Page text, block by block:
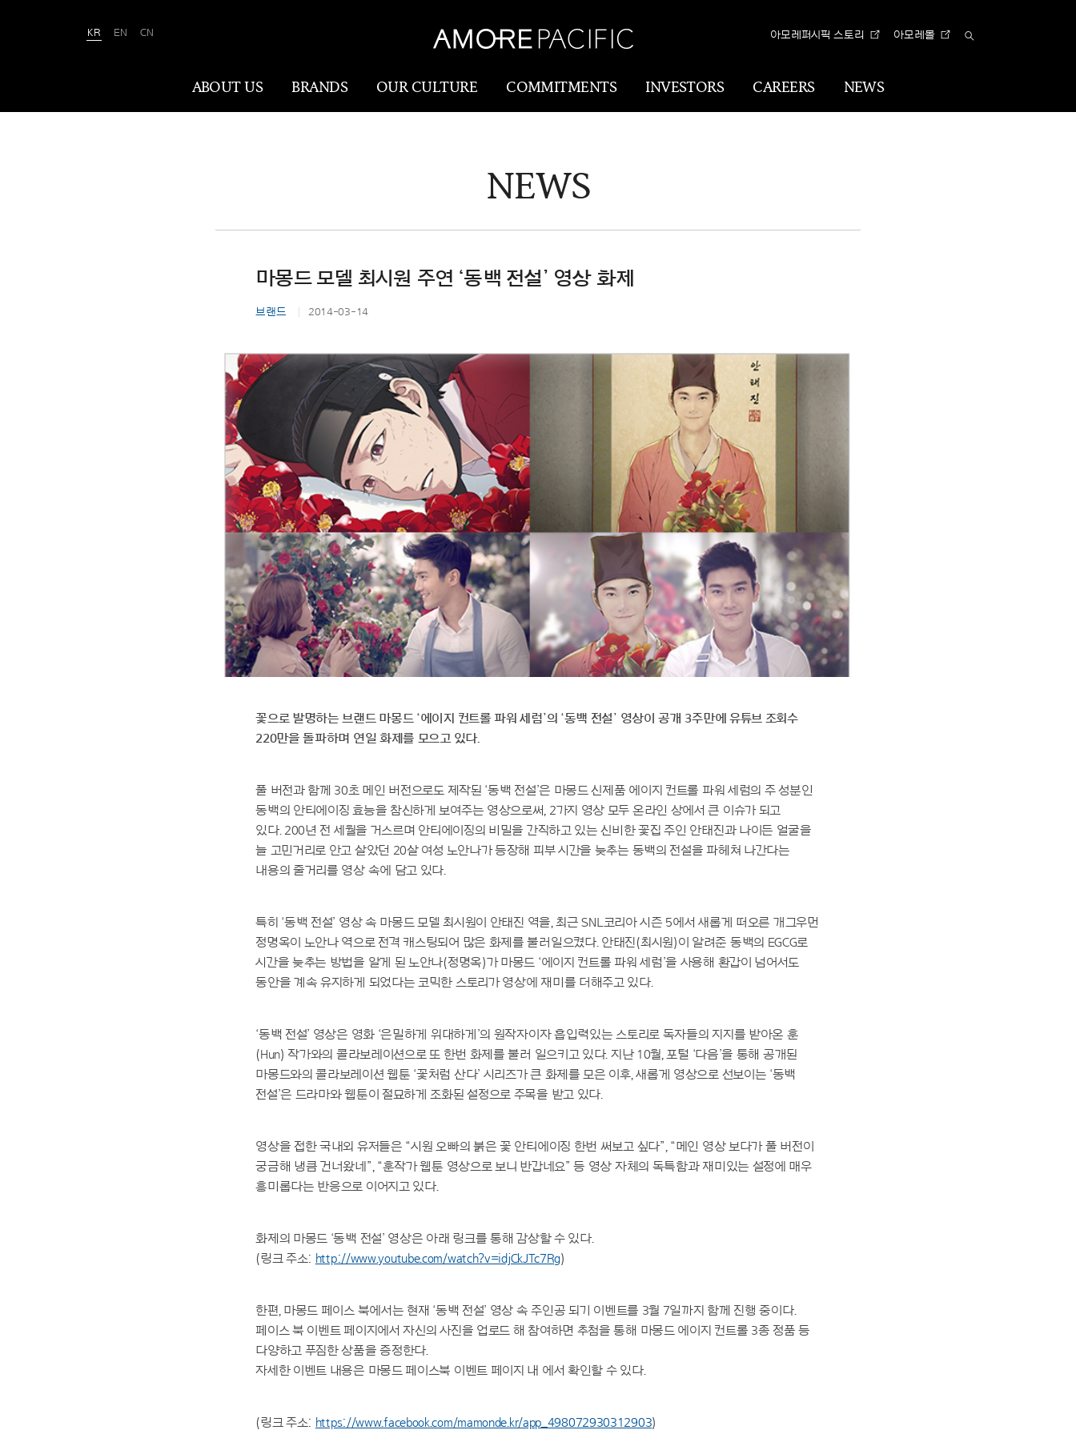
KR EN CN 아모레퍼시픽 스토리 아모레몰
ABOUT US
나이·성별·문화에 상관없이 전 세계 모든
Amorepacific
Our Values
CI
BRANDS OUR CULTURE COMMITMENTS INVESTORS CAREERS NEWS
NEWS
마몽드 모델 최시원 주연 ‘동백 전설’ 영상 화제
브랜드 2014-03-14
꽃으로 발명하는 브랜드 마몽드 ‘에이지 컨트롤 파워 세럼’의 ‘동백 전설’ 영상이 공개 3주만에 유튜브 조회수
220만을 돌파하며 연일 화제를 모으고 있다.
풀 버전과 함께 30초 메인 버전으로도 제작된 ‘동백 전설’은 마몽드 신제품 에이지 컨트롤 파워 세럼의 주 성분인
동백의 안티에이징 효능을 참신하게 보여주는 영상으로써, 2가지 영상 모두 온라인 상에서 큰 이슈가 되고
있다. 200년 전 세월을 거스르며 안티에이징의 비밀을 간직하고 있는 신비한 꽃집 주인 안태진과 나이든 얼굴을
늘 고민거리로 안고 살았던 20살 여성 노안나가 등장해 피부 시간을 늦추는 동백의 전설을 파헤쳐 나간다는
내용의 줄거리를 영상 속에 담고 있다.
특히 ‘동백 전설’ 영상 속 마몽드 모델 최시원이 안태진 역을, 최근 SNL코리아 시즌 5에서 새롭게 떠오른 개그우먼
정명옥이 노안나 역으로 전격 캐스팅되어 많은 화제를 불러일으켰다. 안태진(최시원)이 알려준 동백의 EGCG로
시간을 늦추는 방법을 알게 된 노안나(정명옥)가 마몽드 ‘에이지 컨트롤 파워 세럼’을 사용해 환갑이 넘어서도
동안을 계속 유지하게 되었다는 코믹한 스토리가 영상에 재미를 더해주고 있다.
‘동백 전설’ 영상은 영화 ‘은밀하게 위대하게’의 원작자이자 흡입력있는 스토리로 독자들의 지지를 받아온 훈
(Hun) 작가와의 콜라보레이션으로 또 한번 화제를 불러 일으키고 있다. 지난 10월, 포털 ‘다음’을 통해 공개된
마몽드와의 콜라보레이션 웹툰 ‘꽃처럼 산다’ 시리즈가 큰 화제를 모은 이후, 새롭게 영상으로 선보이는 ‘동백
전설’은 드라마와 웹툰이 절묘하게 조화된 설정으로 주목을 받고 있다.
영상을 접한 국내외 유저들은 “시원 오빠의 붉은 꽃 안티에이징 한번 써보고 싶다”, “메인 영상 보다가 풀 버전이
궁금해 냉큼 건너왔네”, “훈작가 웹툰 영상으로 보니 반갑네요” 등 영상 자체의 독특함과 재미있는 설정에 매우
흥미롭다는 반응으로 이어지고 있다.
화제의 마몽드 ‘동백 전설’ 영상은 아래 링크를 통해 감상할 수 있다.
(링크 주소: http://www.youtube.com/watch?v=idjCkJTc7Rg)
한편, 마몽드 페이스 북에서는 현재 ‘동백 전설’ 영상 속 주인공 되기 이벤트를 3월 7일까지 함께 진행 중이다.
페이스 북 이벤트 페이지에서 자신의 사진을 업로드 해 참여하면 추첨을 통해 마몽드 에이지 컨트롤 3종 정품 등
다양하고 푸짐한 상품을 증정한다.
자세한 이벤트 내용은 마몽드 페이스북 이벤트 페이지 내 에서 확인할 수 있다.
(링크 주소: https://www.facebook.com/mamonde.kr/app_498072930312903)